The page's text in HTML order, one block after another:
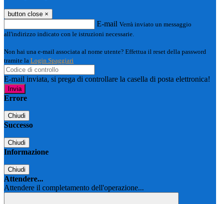
button close ×
E-mail Verrà inviato un messaggio
all'indirizzo indicato con le istruzioni necessarie.
Non hai una e-mail associata al nome utente? Effettua il reset della password
tramite la Login Spaggiari
E-mail inviata, si prega di controllare la casella di posta elettronica!
Errore
Chiudi
Successo
Chiudi
Informazione
Chiudi
Attendere...
Attendere il completamento dell'operazione...